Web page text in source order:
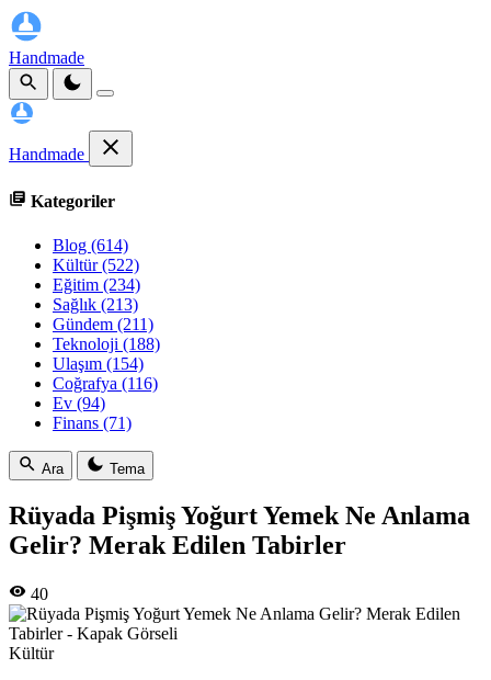
Handmade
Handmade
Kategoriler
Blog (614)
Kültür(522)
Eğitim (234)
Sağlık (213)
Gündem (211)
Teknoloji (188)
Ulaşım (154)
Coğrafya (116)
Ev (94)
Finans (71)
Ara Tema
Rüyada Pişmiş Yoğurt Yemek Ne Anlama
Gelir? Merak Edilen Tabirler
40
Kültür